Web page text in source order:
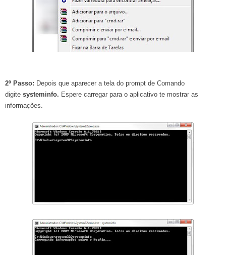
2º Passo: Depois que aparecer a tela do prompt de Comando
digite systeminfo. Espere carregar para o aplicativo te mostrar as
informações.